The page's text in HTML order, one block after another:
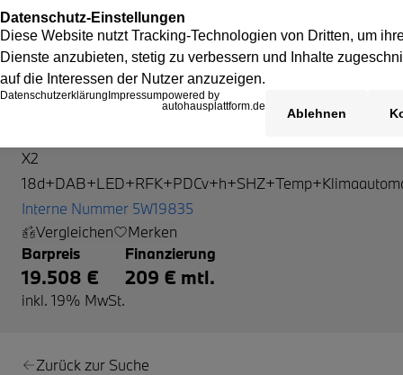
X2
Interne Nummer 5W19835
Vergleichen
Merken
Barpreis
19.508 €
inkl. 19% MwSt.
Finanzierung
209 € mtl.
Zurück zur Suche